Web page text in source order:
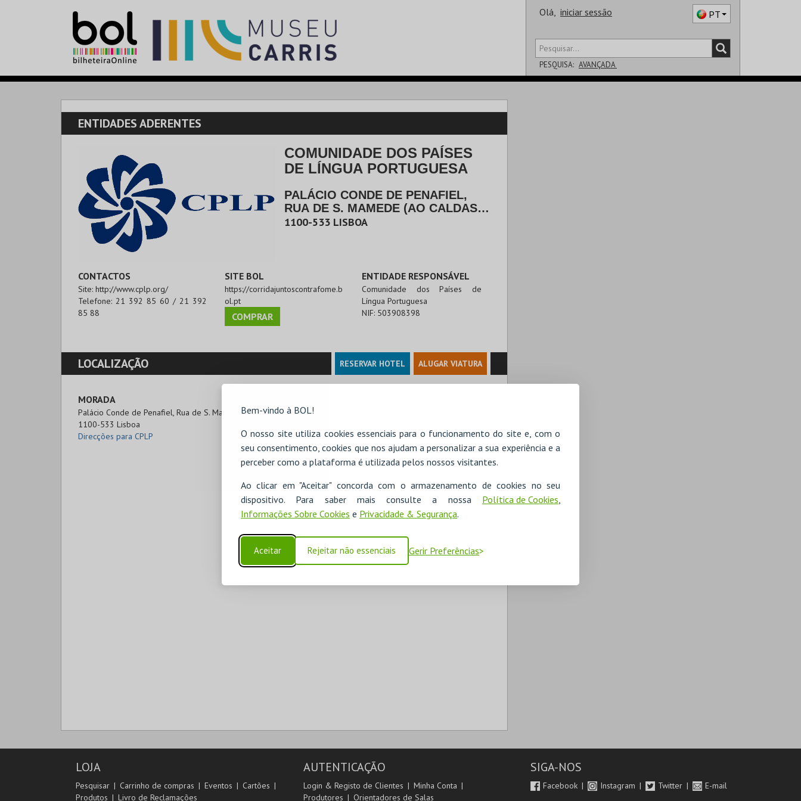
Bem-vindo à BOL!
O nosso site utiliza cookies essenciais para o funcionamento do site e, com o
seu consentimento, cookies que nos ajudam a personalizar a sua experiência e a
perceber como a plataforma é utilizada pelos nossos visitantes.
Ao clicar em "Aceitar" concorda com o armazenamento de cookies no seu
dispositivo. Para saber mais consulte a nossa Política de Cookies,
Informações Sobre Cookies e Privacidade & Segurança.
Aceitar Rejeitar não essenciais Gerir Preferências
Olá, iniciar sessão PT
PESQUISA: AVANÇADA
ENTIDADES ADERENTES
COMUNIDADE DOS PAÍSES
DE LÍNGUA PORTUGUESA
PALÁCIO CONDE DE PENAFIEL,
RUA DE S. MAMEDE (AO CALDAS),
Nº 21 | LISBOA
1100-533 LISBOA
CONTACTOS
Site: http://www.cplp.org/
Telefone: 21 392 85 60 / 21 392
85 88
SITE BOL
https://corridajuntoscontrafome.b
ol.pt
COMPRAR
ENTIDADE RESPONSÁVEL
Comunidade dos Países de
Língua Portuguesa
NIF: 503908398
LOCALIZAÇÃO RESERVAR HOTEL ALUGAR VIATURA
MORADA
Palácio Conde de Penafiel, Rua de S. Mamede (ao Caldas), nº 21
1100-533 Lisboa
Direcções para CPLP
LOJA
Pesquisar Carrinho de compras Eventos
Cartões
Produtos
Livro de Reclamações
AUTENTICAÇÃO
Login & Registo de Clientes
Minha Conta
Produtores
Orientadores de Salas
SIGA-NOS
Facebook Instagram Twitter E-mail